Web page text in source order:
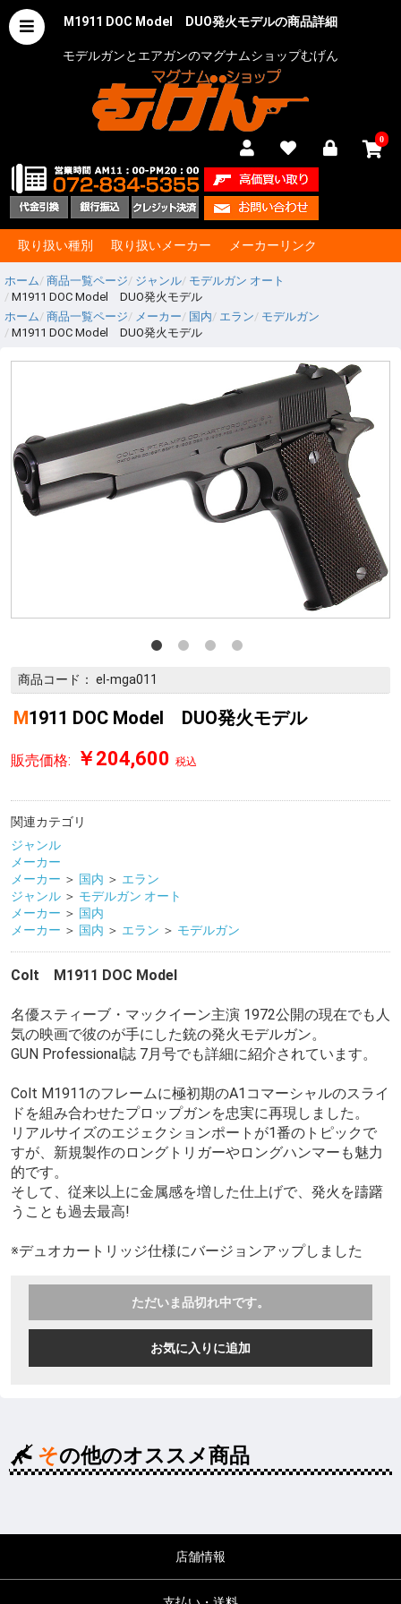
M1911 DOC Model DUO発火モデルの商品詳細
モデルガンとエアガンのマグナムショップむげん
0
取り扱い種別 取り扱いメーカー メーカーリンク
ホーム 商品一覧ページ ジャンル モデルガン オート
M1911 DOC Model DUO発火モデル
ホーム 商品一覧ページ メーカー 国内 エラン
モデルガン
M1911 DOC Model DUO発火モデル
商品コード： el-mga011
M1911 DOC Model DUO発火モデル
販売価格: ￥204,600 税込
関連カテゴリ
ジャンル
メーカー
メーカー ＞ 国内 ＞ エラン
ジャンル ＞ モデルガン オート
メーカー ＞ 国内
メーカー ＞ 国内 ＞ エラン ＞ モデルガン
Colt M1911 DOC Model
名優スティーブ・マックイーン主演 1972公開の現在でも人
気の映画で彼のが手にした銃の発火モデルガン。
GUN Professional誌 7月号でも詳細に紹介されています。
Colt M1911のフレームに極初期のA1コマーシャルのスライ
ドを組み合わせたプロップガンを忠実に再現しました。
リアルサイズのエジェクションポートが1番のトピックで
すが、新規製作のロングトリガーやロングハンマーも魅力
的です。
そして、従来以上に金属感を増した仕上げで、発火を躊躇
うことも過去最高!
※デュオカートリッジ仕様にバージョンアップしました
ただいま品切れ中です。
お気に入りに追加
その他のオススメ商品
店舗情報